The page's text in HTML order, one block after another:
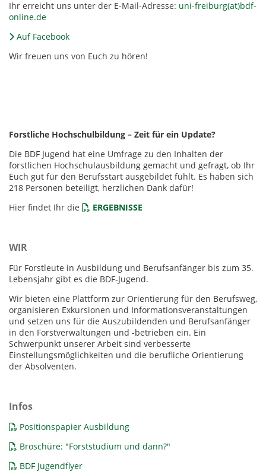
Ihr erreicht uns unter der E-Mail-Adresse: uni-freiburg(at)bdf-
online.de
Auf Facebook
Wir freuen uns von Euch zu hören!
Forstliche Hochschulbildung – Zeit für ein Update?
Die BDF Jugend hat eine Umfrage zu den Inhalten der
forstlichen Hochschulausbildung gemacht und gefragt, ob Ihr
Euch gut für den Berufsstart ausgebildet fühlt. Es haben sich
218 Personen beteiligt, herzlichen Dank dafür!
Hier findet Ihr die
ERGEBNISSE
WIR
Für Forstleute in Ausbildung und Berufsanfänger bis zum 35.
Lebensjahr gibt es die BDF-Jugend.
Wir bieten eine Plattform zur Orientierung für den Berufsweg,
organisieren Exkursionen und Informationsveranstaltungen
und setzen uns für die Auszubildenden und Berufsanfänger
in den Forstverwaltungen und -betrieben ein. Ein
Schwerpunkt unserer Arbeit sind verbesserte
Einstellungsmöglichkeiten und die berufliche Orientierung
der Absolventen.
Infos
Positionspapier Ausbildung
Broschüre: "Forststudium und dann?"
BDF Jugendflyer